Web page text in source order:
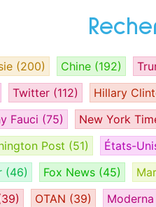
(200) Chine (192)
Twitter (112) Hillary
Fauci (75) New York
Post (51) États-
(46) Fox News (45)
OTAN (39) Moderna